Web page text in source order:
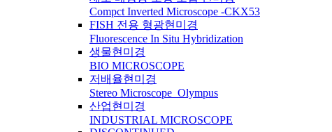
Compct Inverted Microscope -CKX53
FISH 전용 형광현미경
Fluorescence In Situ Hybridization
생물현미경
BIO MICROSCOPE
저배율현미경
Stereo Microscope_Olympus
산업현미경
INDUSTRIAL MICROSCOPE